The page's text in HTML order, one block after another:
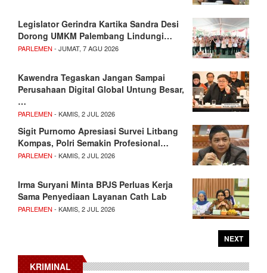
Legislator Gerindra Kartika Sandra Desi
Dorong UMKM Palembang Lindungi…
PARLEMEN - JUMAT, 7 AGU 2026
Kawendra Tegaskan Jangan Sampai
Perusahaan Digital Global Untung Besar,
…
PARLEMEN - KAMIS, 2 JUL 2026
Sigit Purnomo Apresiasi Survei Litbang
Kompas, Polri Semakin Profesional…
PARLEMEN - KAMIS, 2 JUL 2026
Irma Suryani Minta BPJS Perluas Kerja
Sama Penyediaan Layanan Cath Lab
PARLEMEN - KAMIS, 2 JUL 2026
NEXT
KRIMINAL